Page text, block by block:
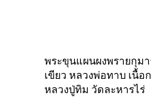
พระขุนแผนผงพรายกุม
เขียว หลวงพ่อทาบ เนื้อ
หลวงปู่ทิม วัดละหารไร่